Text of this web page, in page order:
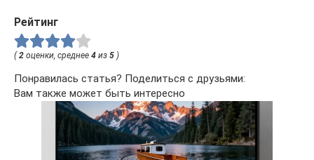
Рейтинг
( 2 оценки, среднее 4 из 5 )
Понравилась статья? Поделиться с друзьями:
Вам также может быть интересно